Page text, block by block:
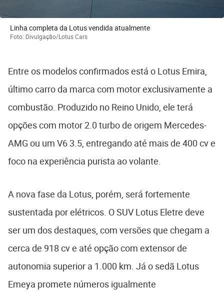
Linha completa da Lotus vendida atualmente
Foto: Divulgação/Lotus Cars
Entre os modelos confirmados está o Lotus Emira,
último carro da marca com motor exclusivamente a
combustão. Produzido no Reino Unido, ele terá
opções com motor 2.0 turbo de origem Mercedes-
AMG ou um V6 3.5, entregando até mais de 400 cv e
foco na experiência purista ao volante.
A nova fase da Lotus, porém, será fortemente
sustentada por elétricos. O SUV Lotus Eletre deve
ser um dos destaques, com versões que chegam a
cerca de 918 cv e até opção com extensor de
autonomia superior a 1.000 km. Já o sedã Lotus
Emeya promete números igualmente